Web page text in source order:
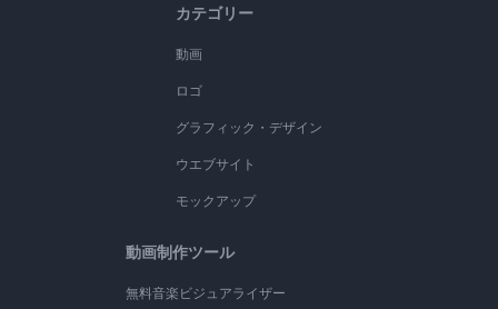
カテゴリー
動画
ロゴ
グラフィック・デザイン
ウエブサイト
モックアップ
動画制作ツール
無料音楽ビジュアライザー